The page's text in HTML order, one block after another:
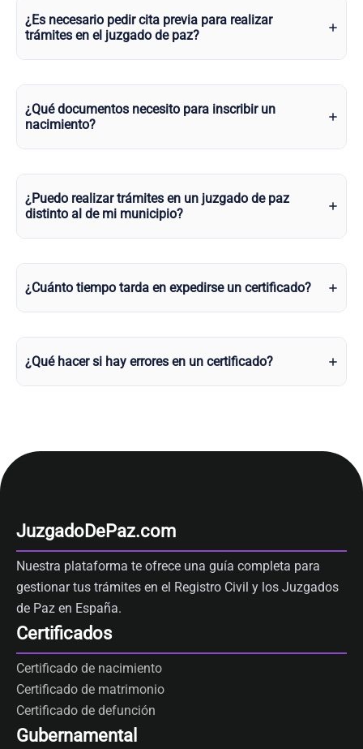
¿Es necesario pedir cita previa para realizar
trámites en el juzgado de paz?
¿Qué documentos necesito para inscribir un
nacimiento?
¿Puedo realizar trámites en un juzgado de paz
distinto al de mi municipio?
¿Cuánto tiempo tarda en expedirse un certificado?
¿Qué hacer si hay errores en un certificado?
JuzgadoDePaz.com
Nuestra plataforma te ofrece una guía completa para
gestionar tus trámites en el Registro Civil y los Juzgados
de Paz en España.
Certificados
Certificado de nacimiento
Certificado de matrimonio
Certificado de defunción
Gubernamental